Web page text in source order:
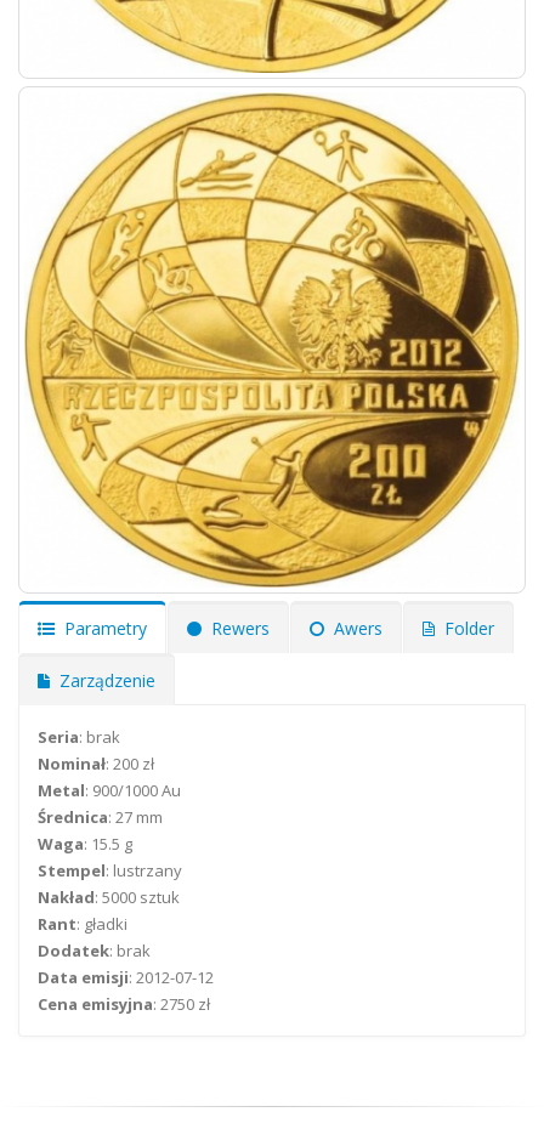
Parametry Rewers Awers Folder
Zarządzenie
Seria: brak
Nominał: 200 zł
Metal: 900/1000 Au
Średnica: 27 mm
Waga: 15.5 g
Stempel: lustrzany
Nakład: 5000 sztuk
Rant: gładki
Dodatek: brak
Data emisji: 2012-07-12
Cena emisyjna: 2750 zł